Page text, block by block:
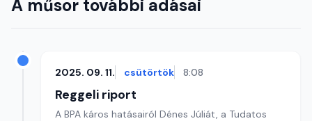
A műsor további adásai
2025. 09. 11. csütörtök 8:08
Reggeli riport
A BPA káros hatásairól Dénes Júliát, a Tudatos